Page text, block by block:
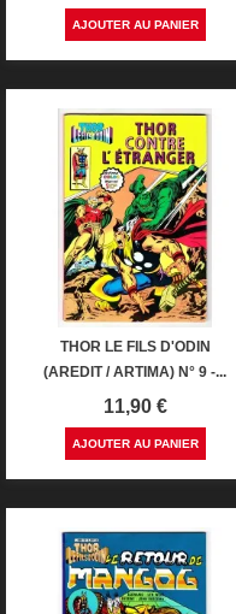
AJOUTER AU PANIER
THOR LE FILS D'ODIN
(AREDIT / ARTIMA) N° 9 -...
Prix
11,90 €
AJOUTER AU PANIER